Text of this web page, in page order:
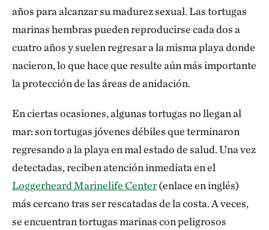
años para alcanzar su madurez sexual. Las tortugas
marinas hembras pueden reproducirse cada dos a
cuatro años y suelen regresar a la misma playa donde
nacieron, lo que hace que resulte aún más importante
la protección de las áreas de anidación.
En ciertas ocasiones, algunas tortugas no llegan al
mar: son tortugas jóvenes débiles que terminaron
regresando a la playa en mal estado de salud. Una vez
detectadas, reciben atención inmediata en el
Loggerheard Marinelife Center(enlace en inglés)
más cercano tras ser rescatadas de la costa. A veces,
se encuentran tortugas marinas con peligrosos